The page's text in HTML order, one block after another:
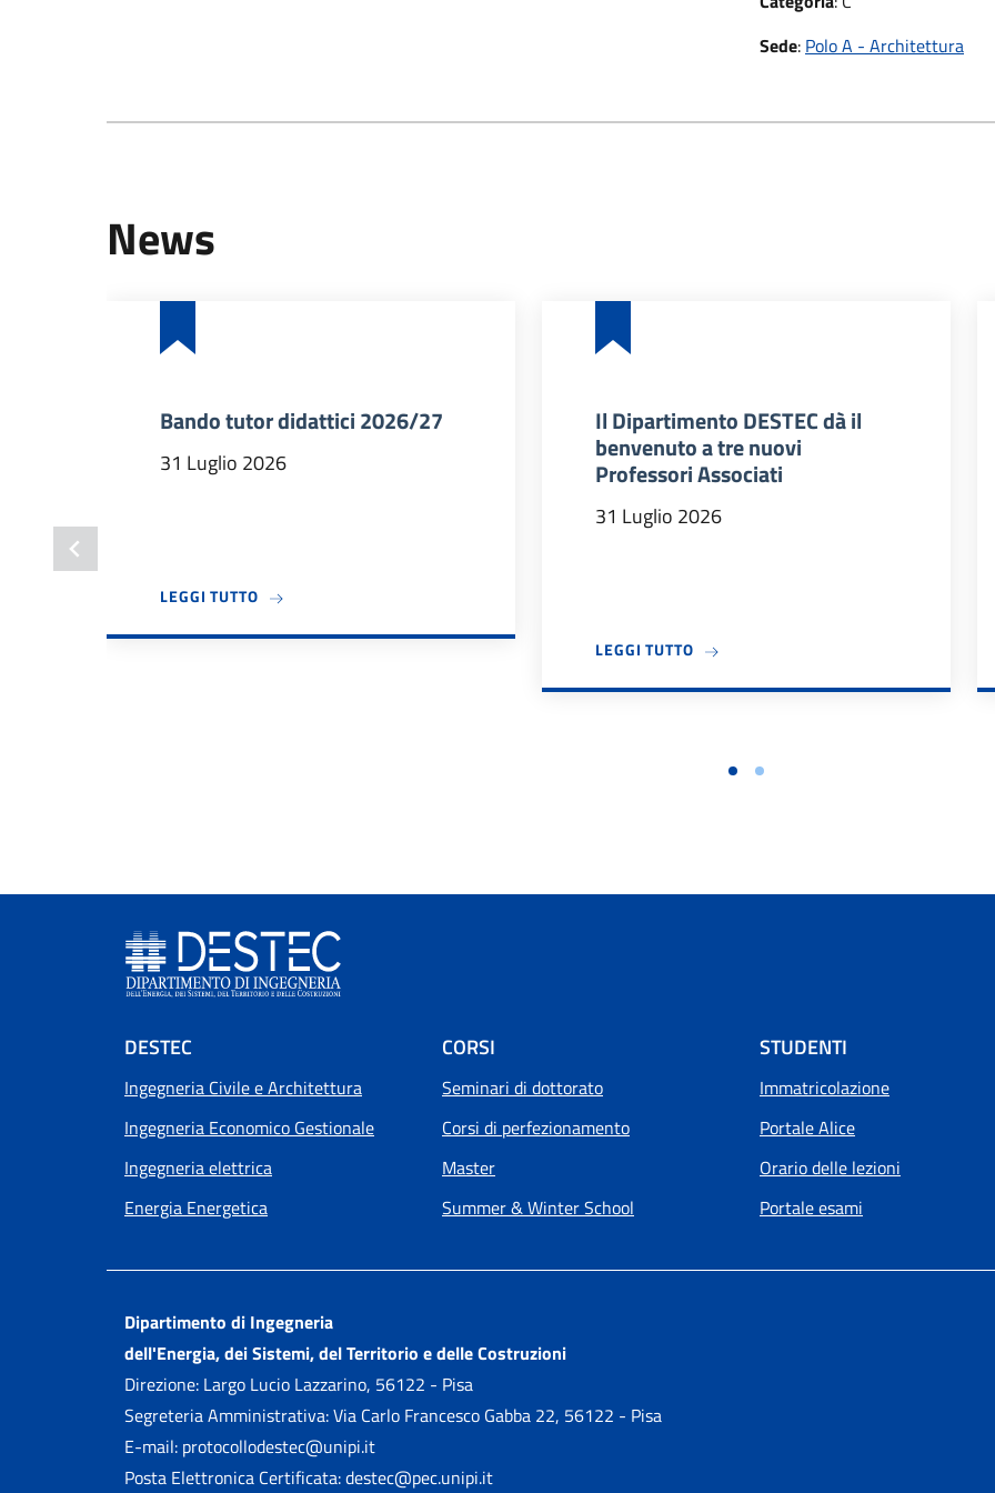
Sede: Polo A - Architettura
News
Bando tutor didattici 2026/27
31 Luglio 2026
LEGGI TUTTOA PROPOSITO DI BANDO TUTOR DIDATTICI 2026/27
Il Dipartimento DESTEC dà il
benvenuto a tre nuovi
Professori Associati
31 Luglio 2026
LEGGI TUTTOA PROPOSITO DI IL DIPARTIMENTO
Footer menu
DESTEC
Ingegneria Civile e Architettura
Ingegneria Economico Gestionale
Ingegneria elettrica
Energia Energetica
CORSI
Seminari di dottorato
Corsi di perfezionamento
Master
Summer & Winter School
STUDENTI
Immatricolazione
Portale Alice
Orario delle lezioni
Portale esami
Dipartimento di Ingegneria
dell'Energia, dei Sistemi, del Territorio e delle Costruzioni
Direzione: Largo Lucio Lazzarino, 56122 - Pisa
Segreteria Amministrativa: Via Carlo Francesco Gabba 22, 56122 - Pisa
E-mail: protocollodestec@unipi.it
Posta Elettronica Certificata: destec@pec.unipi.it